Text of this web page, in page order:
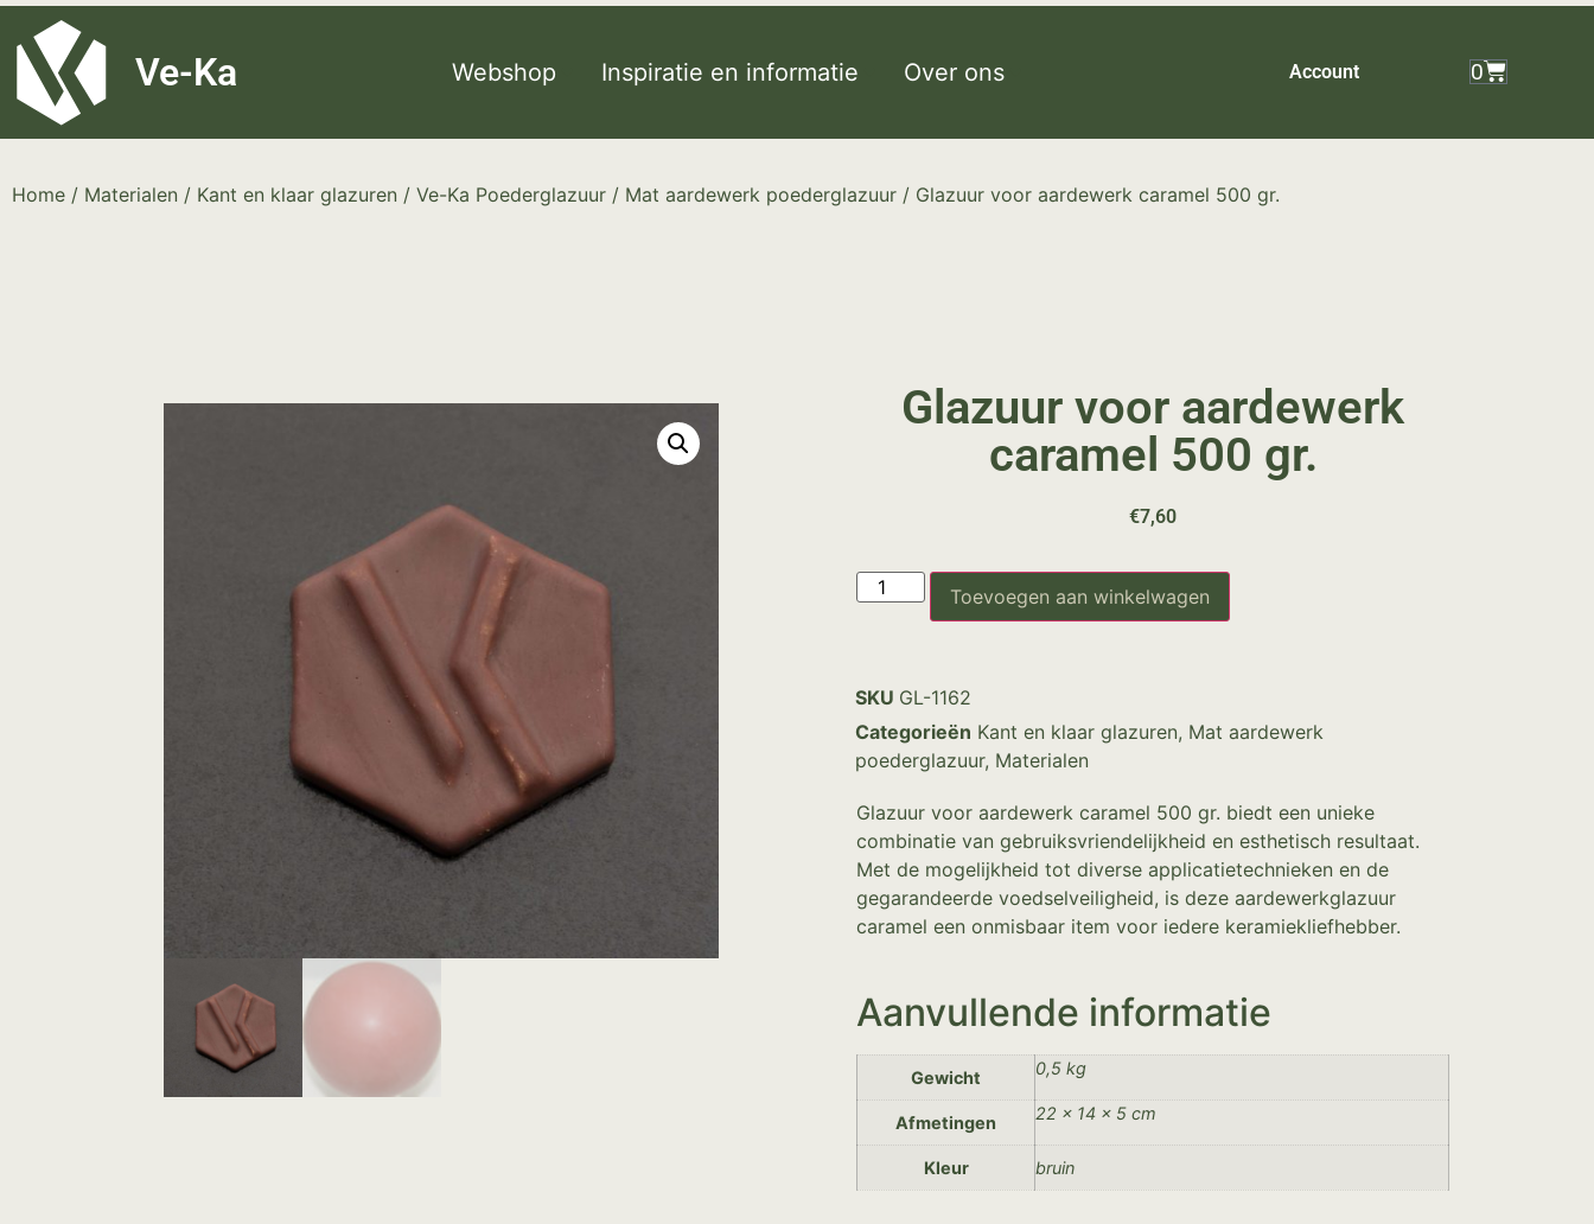
G-8P7N3X5BJ9
Ve-Ka Webshop Inspiratie en informatie Over ons Account 0
Home / Materialen / Kant en klaar glazuren / Ve-Ka Poederglazuur / Mat aardewerk poederglazuur / Glazuur voor aardewerk caramel 500 gr.
Glazuur voor aardewerk
caramel 500 gr.
€7,60
Toevoegen aan winkelwagen
SKU GL-1162
Categorieën Kant en klaar glazuren, Mat aardewerk
poederglazuur, Materialen
Glazuur voor aardewerk caramel 500 gr. biedt een unieke
combinatie van gebruiksvriendelijkheid en esthetisch resultaat.
Met de mogelijkheid tot diverse applicatietechnieken en de
gegarandeerde voedselveiligheid, is deze aardewerkglazuur
caramel een onmisbaar item voor iedere keramiekliefhebber.
Aanvullende informatie
Gewicht 0,5 kg
Afmetingen 22 × 14 × 5 cm
Kleur bruin